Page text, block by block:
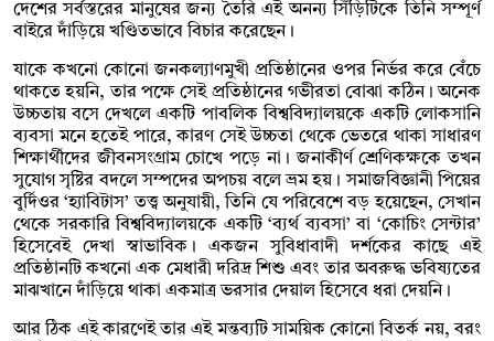
দেশের সর্বস্তরের মানুষের জন্য তৈরি এই অনন্য সিঁড়িটিকে তিনি সম্পূর্ণ
বাইরে দাঁড়িয়ে খণ্ডিতভাবে বিচার করেছেন।
যাকে কখনো কোনো জনকল্যাণমুখী প্রতিষ্ঠানের ওপর নির্ভর করে বেঁচে
থাকতে হয়নি, তার পক্ষে সেই প্রতিষ্ঠানের গভীরতা বোঝা কঠিন। অনেক
উচ্চতায় বসে দেখলে একটি পাবলিক বিশ্ববিদ্যালয়কে একটি লোকসানি
ব্যবসা মনে হতেই পারে, কারণ সেই উচ্চতা থেকে ভেতরে থাকা সাধারণ
শিক্ষার্থীদের জীবনসংগ্রাম চোখে পড়ে না। জনাকীর্ণ শ্রেণিকক্ষকে তখন
সুযোগ সৃষ্টির বদলে সম্পদের অপচয় বলে ভ্রম হয়। সমাজবিজ্ঞানী পিয়ের
বুর্দিওর ‘হ্যাবিটাস’ তত্ত্ব অনুযায়ী, তিনি যে পরিবেশে বড় হয়েছেন, সেখান
থেকে সরকারি বিশ্ববিদ্যালয়কে একটি ‘ব্যর্থ ব্যবসা’ বা ‘কোচিং সেন্টার’
হিসেবেই দেখা স্বাভাবিক। একজন সুবিধাবাদী দর্শকের কাছে এই
প্রতিষ্ঠানটি কখনো এক মেধারী দরিদ্র শিশু এবং তার অবরুদ্ধ ভবিষ্যতের
মাঝখানে দাঁড়িয়ে থাকা একমাত্র ভরসার দেয়াল হিসেবে ধরা দেয়নি।
আর ঠিক এই কারণেই তার এই মন্তব্যটি সাময়িক কোনো বিতর্ক নয়, বরং